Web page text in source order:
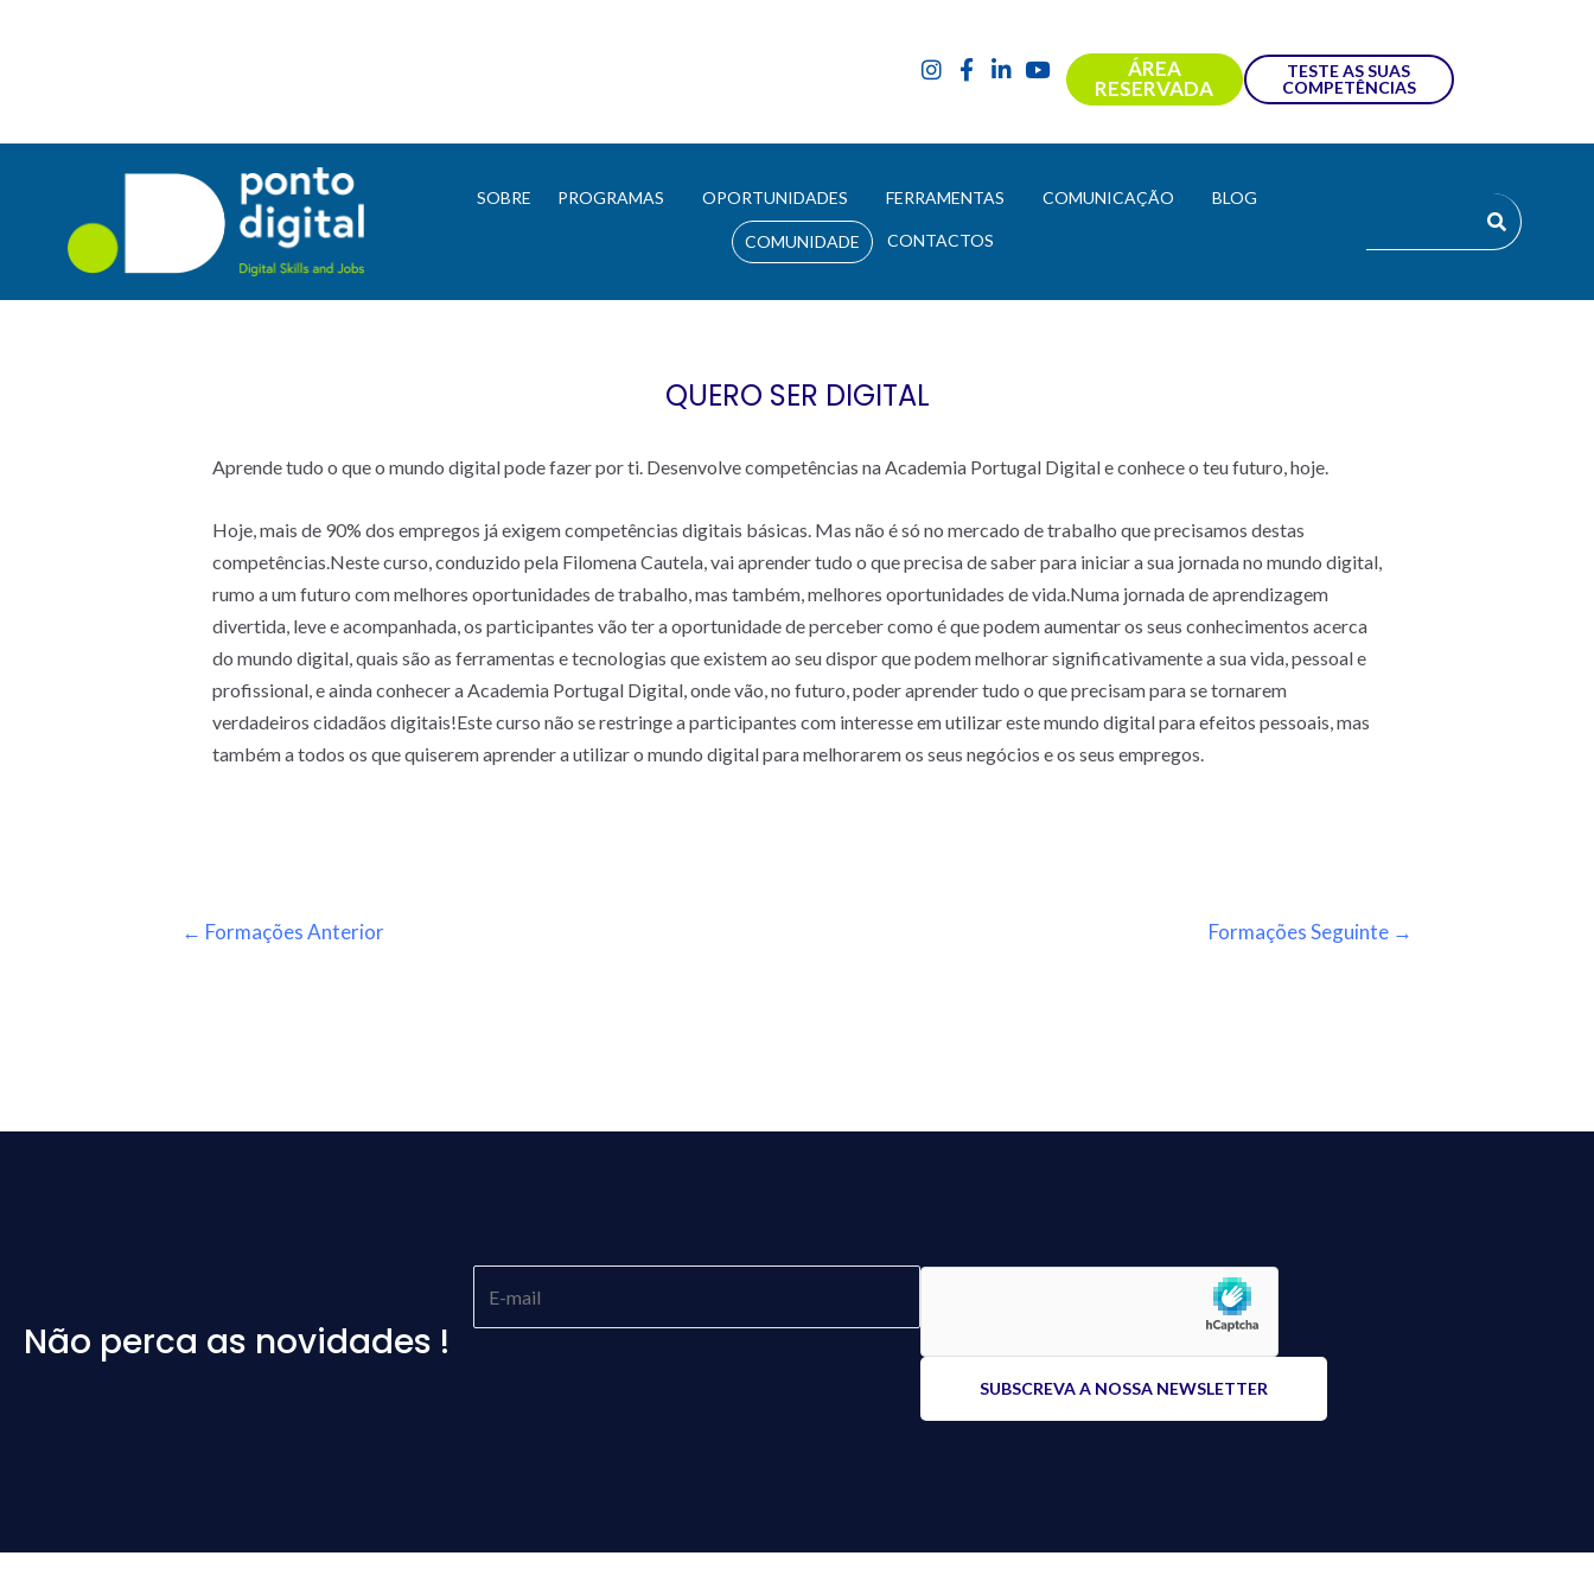
ÁREA
RESERVADA
TESTE AS SUAS
COMPETÊNCIAS
SOBRE PROGRAMAS OPORTUNIDADES FERRAMENTAS COMUNICAÇÃO BLOG
COMUNIDADE CONTACTOS
QUERO SER DIGITAL
Aprende tudo o que o mundo digital pode fazer por ti. Desenvolve competências na Academia Portugal Digital e conhece o teu futuro, hoje.
Hoje, mais de 90% dos empregos já exigem competências digitais básicas. Mas não é só no mercado de trabalho que precisamos destas
competências.Neste curso, conduzido pela Filomena Cautela, vai aprender tudo o que precisa de saber para iniciar a sua jornada no mundo digital,
rumo a um futuro com melhores oportunidades de trabalho, mas também, melhores oportunidades de vida.Numa jornada de aprendizagem
divertida, leve e acompanhada, os participantes vão ter a oportunidade de perceber como é que podem aumentar os seus conhecimentos acerca
do mundo digital, quais são as ferramentas e tecnologias que existem ao seu dispor que podem melhorar significativamente a sua vida, pessoal e
profissional, e ainda conhecer a Academia Portugal Digital, onde vão, no futuro, poder aprender tudo o que precisam para se tornarem
verdadeiros cidadãos digitais!Este curso não se restringe a participantes com interesse em utilizar este mundo digital para efeitos pessoais, mas
também a todos os que quiserem aprender a utilizar o mundo digital para melhorarem os seus negócios e os seus empregos.
← Formações Anterior Formações Seguinte →
Não perca as novidades !